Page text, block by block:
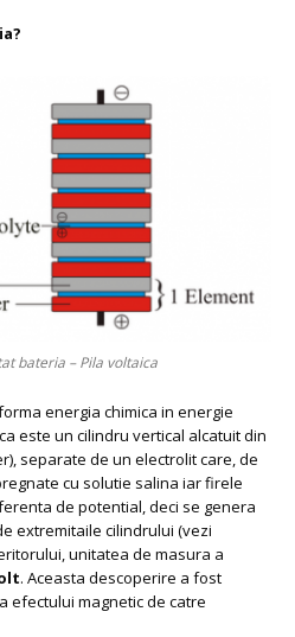
bateria – Pila voltaica
energia chimica in energie
este un cilindru vertical alcatuit din
separate de un electrolit care, de
cu solutie salina iar firele
de potential, deci se genera
extremitaile cilindrului (vezi
unitatea de masura a
. Aceasta descoperire a fost
efectului magnetic de catre